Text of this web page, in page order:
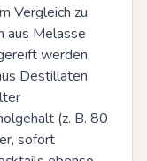
Vergleich zu
aus Melasse
werden,
Destillaten
(z. B. 80
sofort